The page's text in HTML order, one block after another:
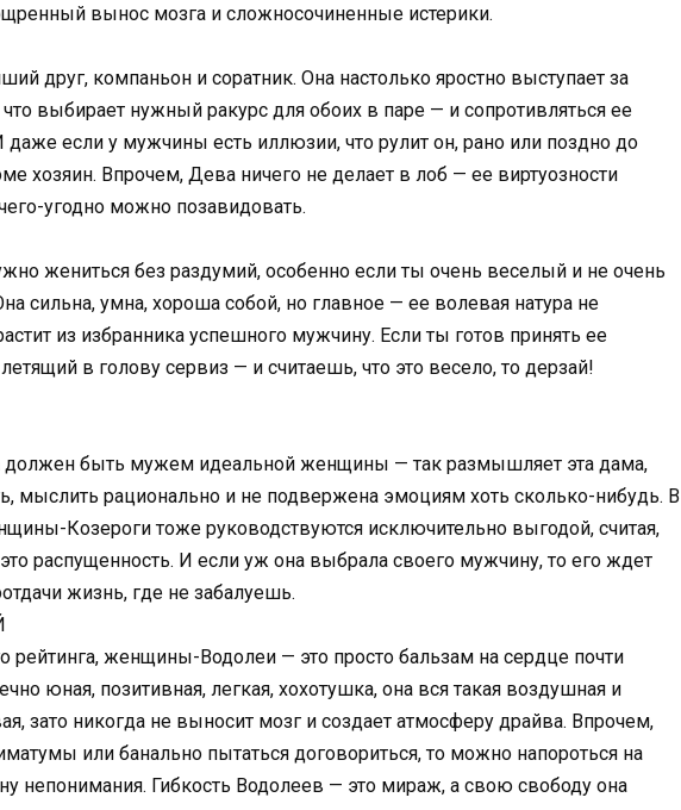
вынос мозга и сложносочиненные истерики.
друг, компаньон и соратник. Она настолько яростно выступает за
что выбирает нужный ракурс для обоих в паре — и сопротивляться ее
даже если у мужчины есть иллюзии, что рулит он, рано или поздно до
хозяин. Впрочем, Дева ничего не делает в лоб — ее виртуозности
угодно можно позавидовать.
жениться без раздумий, особенно если ты очень веселый и не очень
сильна, умна, хороша собой, но главное — ее волевая натура не
из избранника успешного мужчину. Если ты готов принять ее
в голову сервиз — и считаешь, что это весело, то дерзай!
быть мужем идеальной женщины — так размышляет эта дама,
мыслить рационально и не подвержена эмоциям хоть сколько-нибудь. В
Козероги тоже руководствуются исключительно выгодой, считая,
распущенность. И если уж она выбрала своего мужчину, то его ждет
жизнь, где не забалуешь.
рейтинга, женщины-Водолеи — это просто бальзам на сердце почти
юная, позитивная, легкая, хохотушка, она вся такая воздушная и
зато никогда не выносит мозг и создает атмосферу драйва. Впрочем,
или банально пытаться договориться, то можно напороться на
непонимания. Гибкость Водолеев — это мираж, а свою свободу она